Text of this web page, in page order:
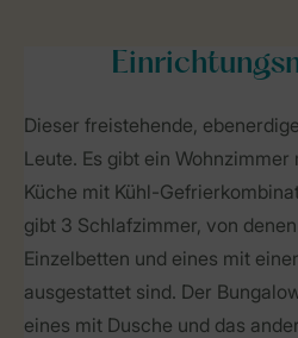
Dieser freistehende,
Leute. Es gibt ein
Küche mit Kühl-
gibt 3 Schlafzimmer, von
Einzelbetten und eines mit
ausgestattet sind. Der
eines mit Dusche und das